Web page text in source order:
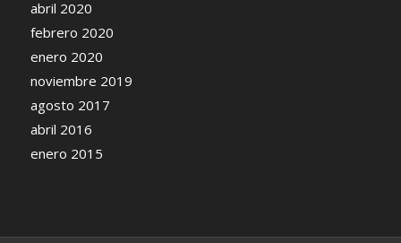
abril 2020
febrero 2020
enero 2020
noviembre 2019
agosto 2017
abril 2016
enero 2015